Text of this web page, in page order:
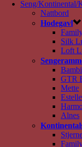
Seng/Kontinental/
Nattbord
Hodegavl
Silk
Loft
GTR
Mette
Estelle
Alnes